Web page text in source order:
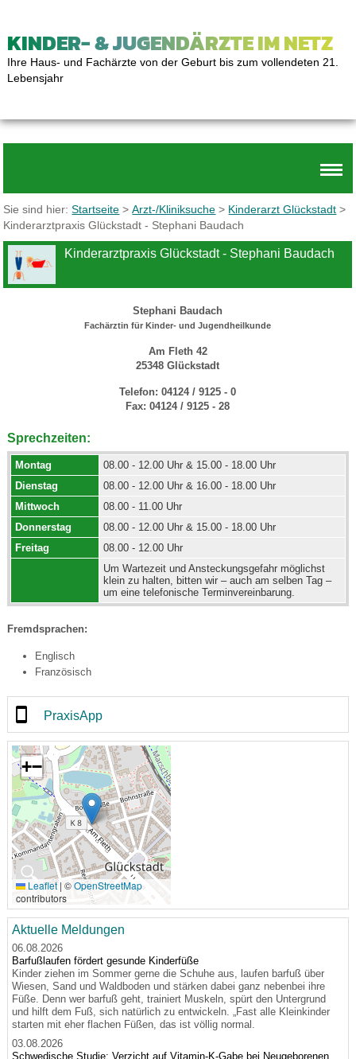
KINDER- & JUGENDÄRZTE IM NETZ
Ihre Haus- und Fachärzte von der Geburt bis zum vollendeten 21.
Lebensjahr
Sie sind hier:Startseite >Arzt-/Kliniksuche > Kinderarzt Glückstadt >
Kinderarztpraxis Glückstadt - Stephani Baudach
Kinderarztpraxis Glückstadt - Stephani Baudach
Stephani Baudach
Fachärztin für Kinder- und Jugendheilkunde
Am Fleth 42
25348 Glückstadt
Telefon: 04124 / 9125 - 0
Fax: 04124 / 9125 - 28
Sprechzeiten:
Montag
08.00 - 12.00 Uhr & 15.00 - 18.00 Uhr
Dienstag
08.00 - 12.00 Uhr & 16.00 - 18.00 Uhr
Mittwoch
08.00 - 11.00 Uhr
Donnerstag
08.00 - 12.00 Uhr & 15.00 - 18.00 Uhr
Freitag
08.00 - 12.00 Uhr
Um Wartezeit und Ansteckungsgefahr möglichst
klein zu halten, bitten wir – auch am selben Tag –
um eine telefonische Terminvereinbarung.
Fremdsprachen:
Englisch
Französisch
PraxisApp
🔍
+−
Leaflet | ©OpenStreetMap
contributors
Aktuelle Meldungen
06.08.2026
Barfußlaufen fördert gesunde Kinderfüße
Kinder ziehen im Sommer gerne die Schuhe aus, laufen barfuß über
Wiesen, Sand und Waldboden und stärken dabei ganz nebenbei ihre
Füße. Denn wer barfuß geht, trainiert Muskeln, spürt den Untergrund
und hilft dem Fuß, sich natürlich zu entwickeln. „Fast alle Kleinkinder
starten mit eher flachen Füßen, das ist völlig normal.
03.08.2026
Schwedische Studie: Verzicht auf Vitamin-K-Gabe bei Neugeborenen